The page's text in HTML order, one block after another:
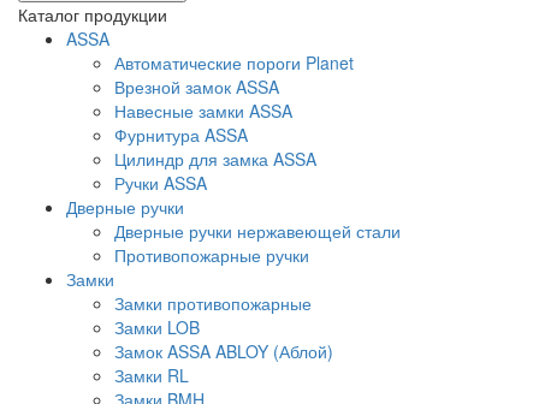
Каталог продукции
ASSA
Автоматические пороги Planet
Врезной замок ASSA
Навесные замки ASSA
Фурнитура ASSA
Цилиндр для замка ASSA
Ручки ASSA
Дверные ручки
Дверные ручки нержавеющей стали
Противопожарные ручки
Замки
Замки противопожарные
Замки LOB
Замок ASSA ABLOY (Аблой)
Замки RL
Замки BMH